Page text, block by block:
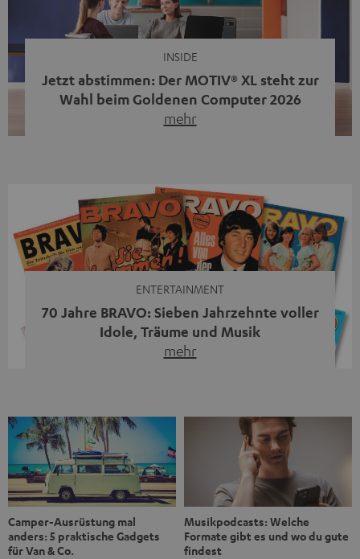
INSIDE
Jetzt abstimmen: Der MOTIV® XL steht zur
Wahl beim Goldenen Computer 2026
mehr
Streaming-System vereint hochwertige HiFi-Technik,
moderne Streaming-Funktionen und hohe Flexibilität in
einem einzigen Gerät – und zeigt, dass man für großen
Sound heute keine klassische HiFi-Anlage mehr braucht.
ENTERTAINMENT
70 Jahre BRAVO: Sieben Jahrzehnte voller
Idole, Träume und Musik
mehr
1956 begleitet das Magazin Jugendliche durch Rock und
Pop, kleine Schwärmereien und große Fragen. Zum 70.
Jubiläum werfen wir einen Blick zurück. Vom Filmheft zur
Jugendmarke: Wie die BRAVO ihren Ton fand Als die […]
Camper-Ausrüstung mal
anders: 5 praktische Gadgets
für Van & Co.
Musikpodcasts: Welche
Formate gibt es und wo du gute
findest